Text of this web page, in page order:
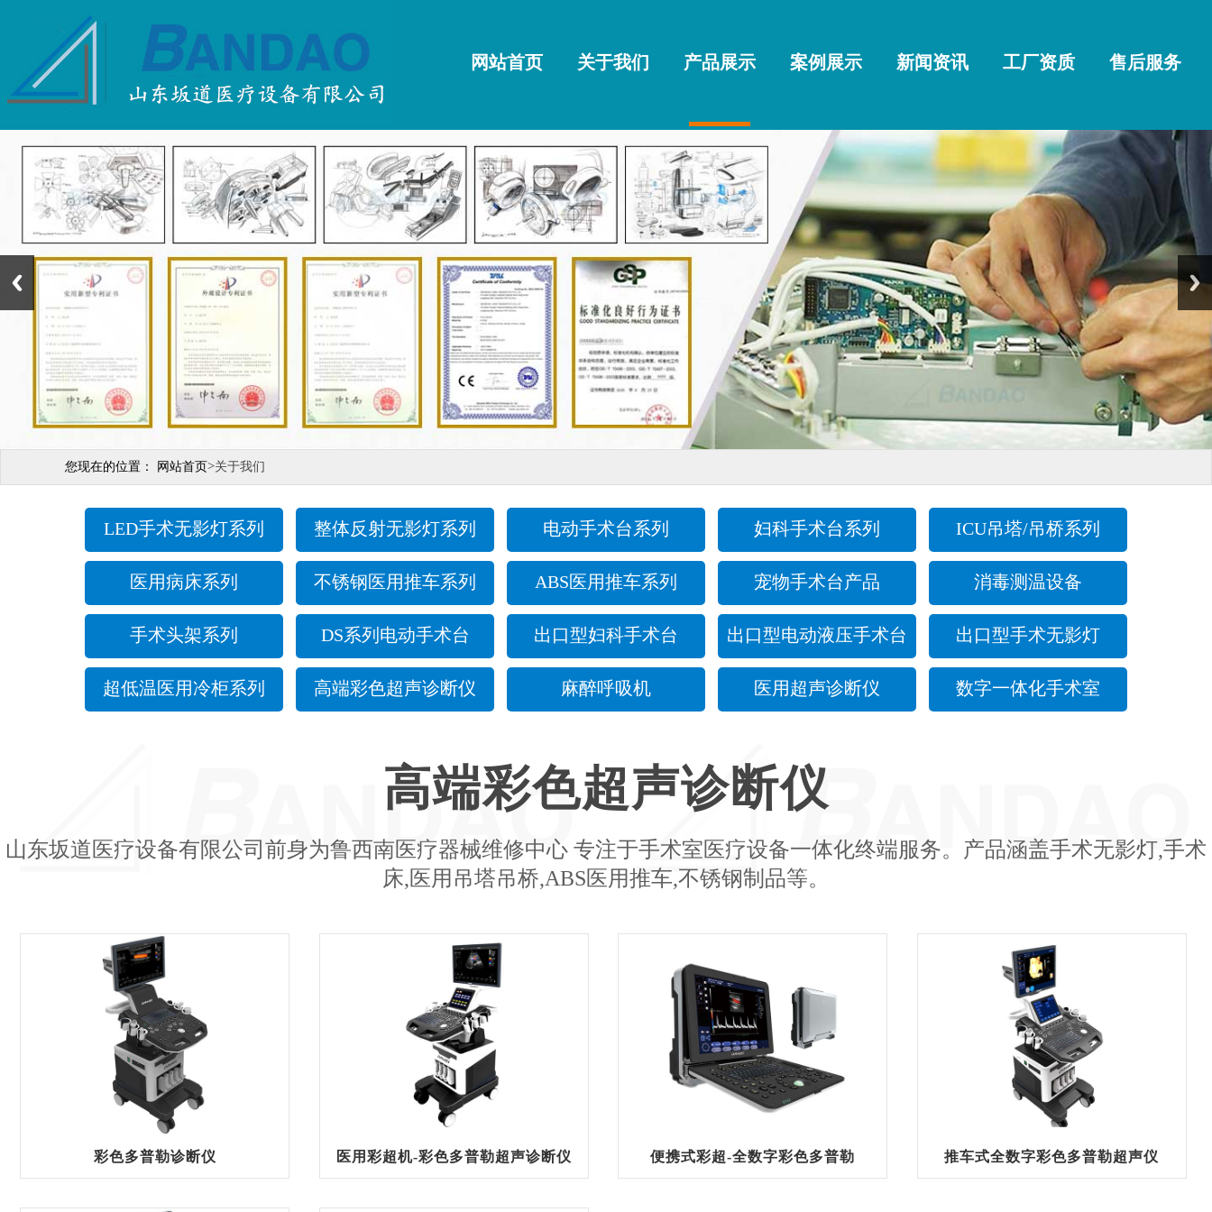
网站首页 关于我们 产品展示 案例展示 新闻资讯 工厂资质 售后服务
您现在的位置： 网站首页>关于我们
LED手术无影灯系列 整体反射无影灯系列 电动手术台系列 妇科手术台系列 ICU吊塔/吊桥系列
医用病床系列 不锈钢医用推车系列 ABS医用推车系列 宠物手术台产品 消毒测温设备
手术头架系列 DS系列电动手术台 出口型妇科手术台 出口型电动液压手术台 出口型手术无影灯
超低温医用冷柜系列 高端彩色超声诊断仪 麻醉呼吸机 医用超声诊断仪 数字一体化手术室
高端彩色超声诊断仪
山东坂道医疗设备有限公司前身为鲁西南医疗器械维修中心 专注于手术室医疗设备一体化终端服务。产品涵盖手术无影灯,手术
床,医用吊塔吊桥,ABS医用推车,不锈钢制品等。
彩色多普勒诊断仪 医用彩超机-彩色多普勒超声诊断仪 便携式彩超-全数字彩色多普勒 推车式全数字彩色多普勒超声仪